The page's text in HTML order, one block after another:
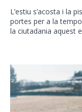
L’estiu s’acosta i la
portes per a la
la ciutadania aquest